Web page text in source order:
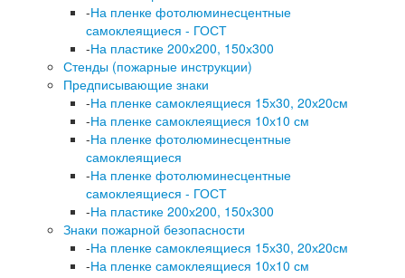
-На пленке фотолюминесцентные
самоклеящиеся - ГОСТ
-На пластике 200х200, 150х300
Стенды (пожарные инструкции)
Предписывающие знаки
-На пленке самоклеящиеся 15х30, 20х20см
-На пленке самоклеящиеся 10х10 см
-На пленке фотолюминесцентные
самоклеящиеся
-На пленке фотолюминесцентные
самоклеящиеся - ГОСТ
-На пластике 200х200, 150х300
Знаки пожарной безопасности
-На пленке самоклеящиеся 15х30, 20х20см
-На пленке самоклеящиеся 10х10 см